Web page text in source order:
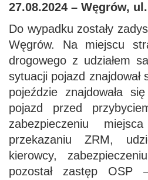
27.08.2024 – Węgrów,
Do wypadku zostały
Węgrów. Na miejscu
drogowego z udziałem
sytuacji pojazd
pojeździe znajdowała
pojazd przed
zabezpieczeniu
przekazaniu ZRM,
kierowcy,
pozostał zastęp